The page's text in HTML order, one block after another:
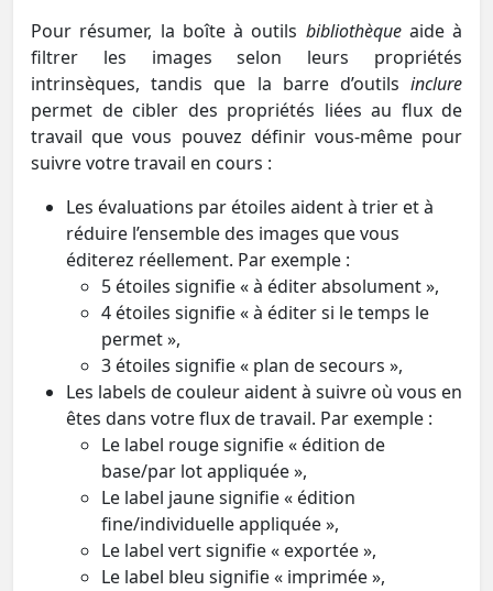
Pour résumer, la boîte à outils bibliothèqueaide à
filtrer les images selon leurs propriétés
intrinsèques, tandis que la barre d’outils inclure
permet de cibler des propriétés liées au flux de
travail que vous pouvez définir vous-même pour
suivre votre travail en cours :
Les évaluations par étoiles aident à trier et à
réduire l’ensemble des images que vous
éditerez réellement. Par exemple :
5 étoiles signifie « à éditer absolument »,
4 étoiles signifie « à éditer si le temps le
permet »,
3 étoiles signifie « plan de secours »,
Les labels de couleur aident à suivre où vous en
êtes dans votre flux de travail. Par exemple :
Le label rouge signifie « édition de
base/par lot appliquée »,
Le label jaune signifie « édition
fine/individuelle appliquée »,
Le label vert signifie « exportée »,
Le label bleu signifie « imprimée »,